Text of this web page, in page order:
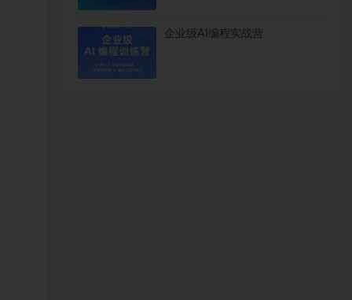
企业级AI编程实战营